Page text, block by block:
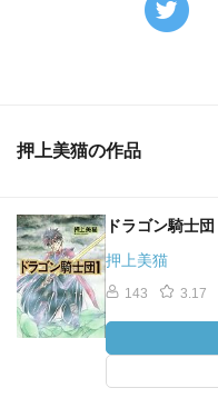
押上美猫の作品
ドラゴン騎士
押上美猫
143 3.17